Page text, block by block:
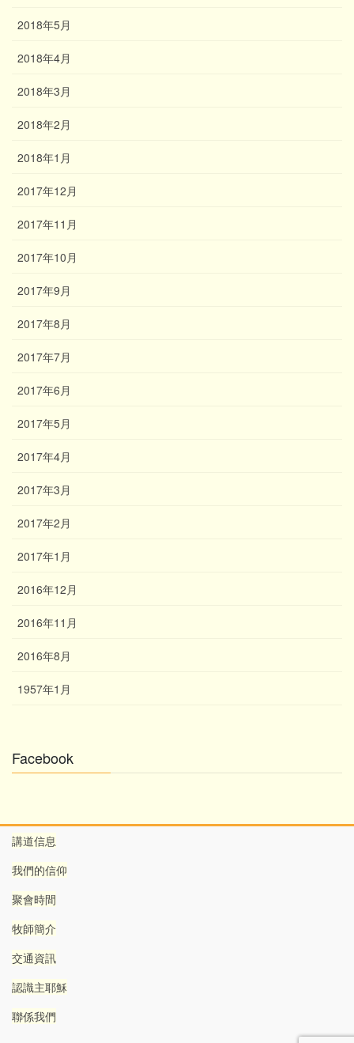
2018年5月
2018年4月
2018年3月
2018年2月
2018年1月
2017年12月
2017年11月
2017年10月
2017年9月
2017年8月
2017年7月
2017年6月
2017年5月
2017年4月
2017年3月
2017年2月
2017年1月
2016年12月
2016年11月
2016年8月
1957年1月
Facebook
講道信息
我們的信仰
聚會時間
牧師簡介
交通資訊
認識主耶穌
聯係我們